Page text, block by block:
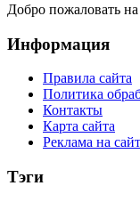
Добро пожаловать
Информация
Правила сайта
Политика
Контакты
Карта сайта
Реклама на
Тэги